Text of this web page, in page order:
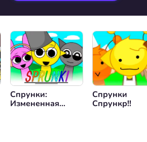
Спрунки:
Измененная
Спрунки
Спрункр!!